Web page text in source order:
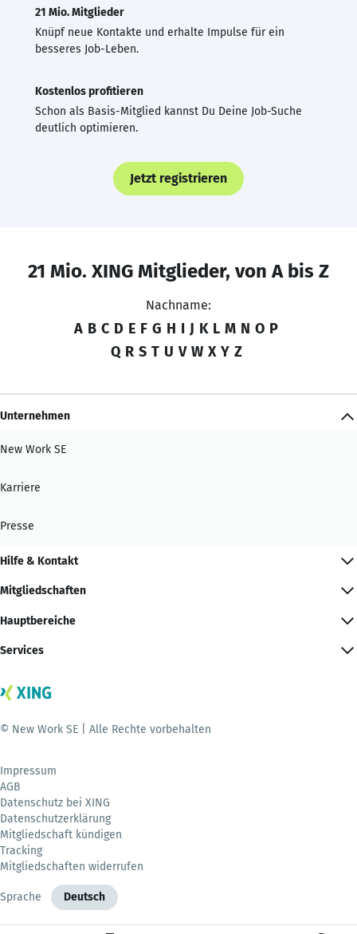
21 Mio. Mitglieder
Knüpf neue Kontakte und erhalte Impulse für ein
besseres Job-Leben.
Kostenlos profitieren
Schon als Basis-Mitglied kannst Du Deine Job-Suche
deutlich optimieren.
Jetzt registrieren
21 Mio. XING Mitglieder, von A bis Z
Nachname:
A B C D E F G H I J K L M N O P
Q R S T U V W X Y Z
Unternehmen
New Work SE
Karriere
Presse
Hilfe & Kontakt
Mitgliedschaften
Hauptbereiche
Services
© New Work SE | Alle Rechte vorbehalten
Impressum
AGB
Datenschutz bei XING
Datenschutzerklärung
Mitgliedschaft kündigen
Tracking
Mitgliedschaften widerrufen
Sprache Deutsch